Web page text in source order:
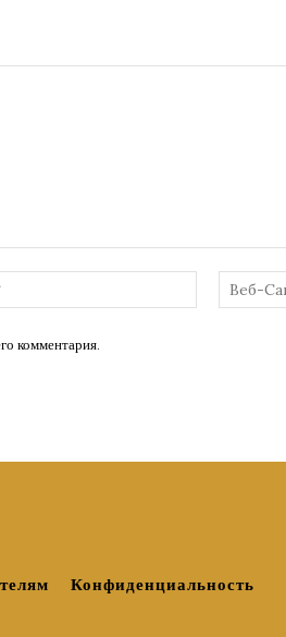
почта:*
комментария.
Конфиденциальность